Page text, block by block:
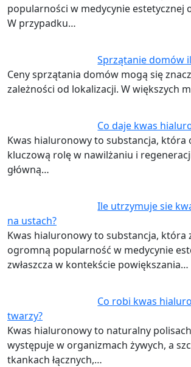
popularności w medycynie estetycznej
W przypadku…
Sprzątanie domów
Ceny sprzątania domów mogą się
zależności od lokalizacji. W większych
Co daje kwas
Kwas hialuronowy to substancja, która
kluczową rolę w nawilżaniu i
główną…
Ile utrzymuje sie
na ustach?
Kwas hialuronowy to substancja, która
ogromną popularność w medycynie
zwłaszcza w kontekście powiększania…
Co robi kwas
twarzy?
Kwas hialuronowy to naturalny
występuje w organizmach żywych, a
tkankach łącznych,…